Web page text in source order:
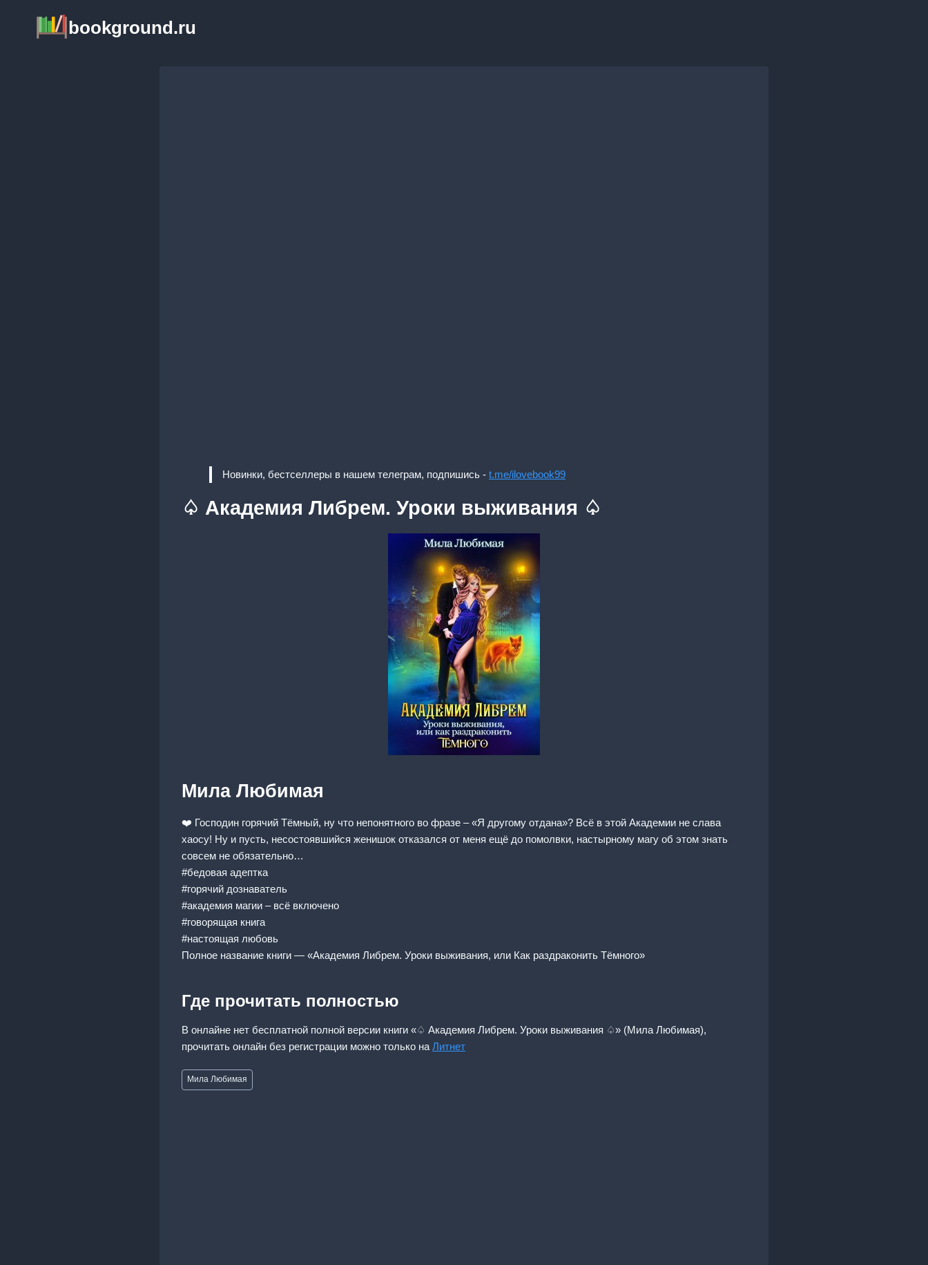
содержимому
bookground.ru
Новинки, бестселлеры в нашем телеграм, подпишись - t.me/ilovebook99
♤ Академия Либрем. Уроки выживания ♤
Мила Любимая
❤️ Господин горячий Тёмный, ну что непонятного во фразе – «Я другому отдана»? Всё в этой Академии не слава
хаосу! Ну и пусть, несостоявшийся женишок отказался от меня ещё до помолвки, настырному магу об этом знать
совсем не обязательно…
#бедовая адептка
#горячий дознаватель
#академия магии – всё включено
#говорящая книга
#настоящая любовь
Полное название книги — «Академия Либрем. Уроки выживания, или Как раздраконить Тёмного»
Где прочитать полностью
В онлайне нет бесплатной полной версии книги «♤ Академия Либрем. Уроки выживания ♤» (Мила Любимая),
прочитать онлайн без регистрации можно только на Литнет
Метки
записи:
Мила Любимая